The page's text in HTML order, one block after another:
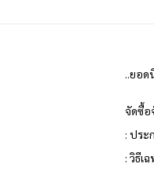
..ยอด
จัดซื้อ
: ประ
: วิธีเ